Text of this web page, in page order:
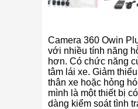
Camera 360 Owin
với nhiều tính năng
hơn. Có chức năng
tâm lái xe. Giảm
thân xe hoặc hỏng
mình là một thiết bị
dàng kiểm soát tình